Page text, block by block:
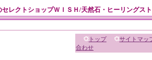
レクトショップＷＩＳＨ/天然石・ヒーリングス
トップ サイトマッ
合わせ